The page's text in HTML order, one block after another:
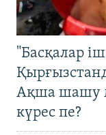
"Басқалар
Ақша шашу
күрес пе?